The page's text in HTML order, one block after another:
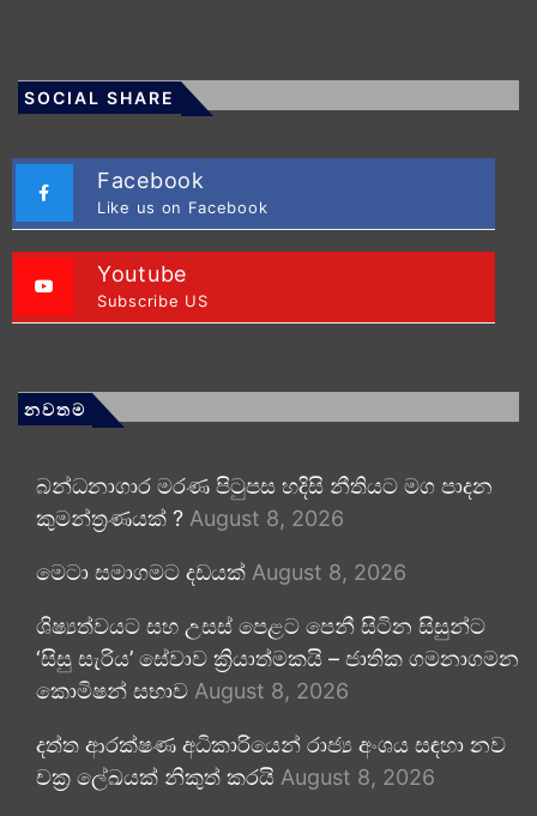
SOCIAL SHARE
Facebook
Like us on Facebook
Youtube
Subscribe US
නවතම
බන්ධනාගාර මරණ පිටුපස හදිසි නීතියට මග පාදන
කුමන්ත්‍රණයක් ? August 8, 2026
මෙටා සමාගමට දඩයක් August 8, 2026
ශිෂ්‍යත්වයට සහ උසස් පෙළට පෙනී සිටින සිසුන්ට
‘සිසු සැරිය’ සේවාව ක්‍රියාත්මකයි – ජාතික ගමනාගමන
කොමිෂන් සභාව August 8, 2026
දත්ත ආරක්ෂණ අධිකාරියෙන් රාජ්‍ය අංශය සඳහා නව
චක්‍ර ලේඛයක් නිකුත් කරයි August 8, 2026